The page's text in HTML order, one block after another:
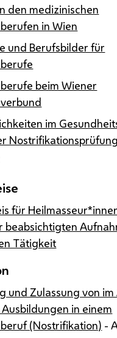
den medizinischen
in Wien
und Berufsbilder für
beim Wiener
im
für
beabsichtigten
Tätigkeit
und Zulassung von im
in einem
(Nostrifikation) -